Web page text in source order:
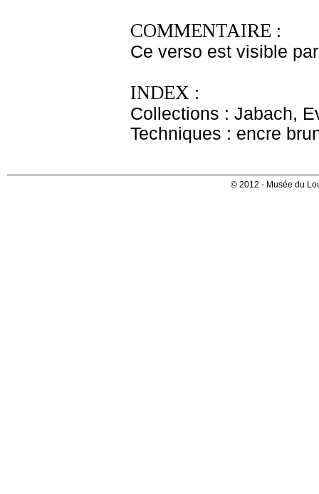
COMMENTAIRE :
Ce verso est visible
INDEX :
Collections : Jabach,
Techniques : encre
© 2012 - Musée du